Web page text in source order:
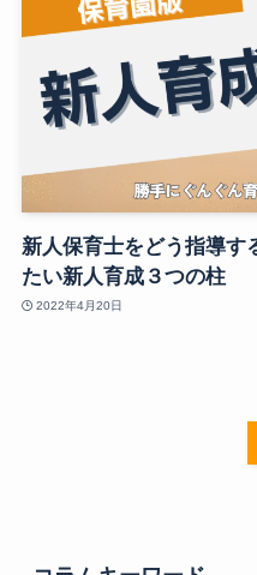
新人保育士をどう指導す
たい新人育成３つの柱
2022年4月20日